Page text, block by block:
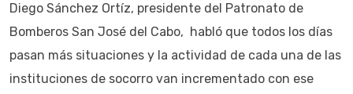
Diego Sánchez Ortíz, presidente del Patronato de
Bomberos San José del Cabo, habló que todos los días
pasan más situaciones y la actividad de cada una de las
instituciones de socorro van incrementado con ese